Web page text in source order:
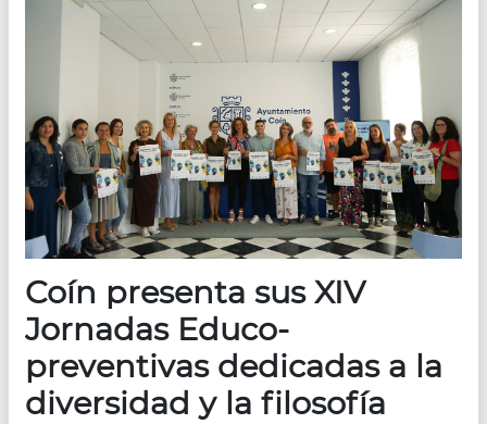
Coín presenta sus XIV
Jornadas Educo-
preventivas dedicadas a la
diversidad y la filosofía